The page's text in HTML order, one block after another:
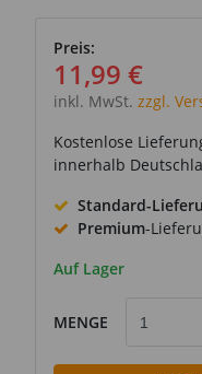
Preis:
11,99 €
inkl. MwSt. zzgl.
Kostenlose
innerhalb
Standard-
Premium-
Auf Lager
MENGE